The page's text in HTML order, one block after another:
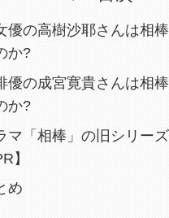
優の高樹沙耶さんは相
か?
優の成宮寛貴さんは相
か?
マ「相棒」の旧シリー
】
め